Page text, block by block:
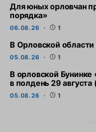
Для юных орловчан
порядка»
06.08.26 1
В Орловской
05.08.26 1
В орловской
в полдень 29 августа
05.08.26 1